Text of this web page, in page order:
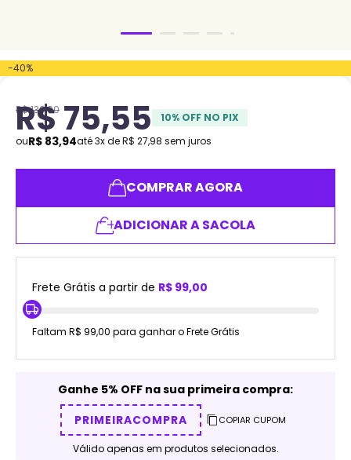
-40%
R$13990
R$75,55 10% OFF NO PIX
ouR$ 83,94até3x deR$ 27,98 sem juros
COMPRAR AGORA
ADICIONAR A SACOLA
Frete Grátis a partir de R$ 99,00
Faltam R$ 99,00 para ganhar o Frete Grátis
Ganhe 5% OFF na sua primeira compra:
PRIMEIRACOMPRA
COPIAR CUPOM
Válido apenas em produtos selecionados.